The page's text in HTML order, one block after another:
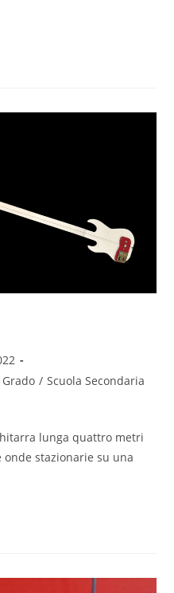
/ Scuola Secondaria
lunga quattro metri
stazionarie su una